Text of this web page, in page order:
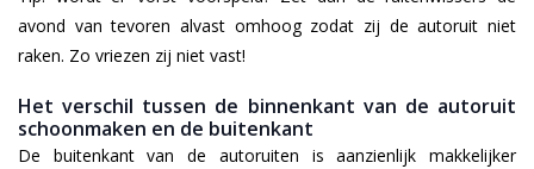
avond van tevoren alvast omhoog zodat zij de autoruit niet
raken. Zo vriezen zij niet vast!
Het verschil tussen de binnenkant van de autoruit
schoonmaken en de buitenkant
De buitenkant van de autoruiten is aanzienlijk makkelijker